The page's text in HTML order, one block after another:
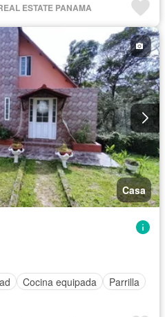
ESTATE PANAMA
Casa
Cocina equipada
Parrilla